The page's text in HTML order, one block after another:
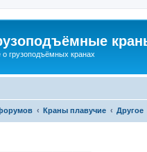
о грузоподъёмных кранах
Краны плавучие Другое